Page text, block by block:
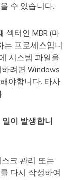
수 있습니다.
섹터인 MBR (마
는 프로세스입니
시스템 파일을
려면 Windows
야합니다. 타사
이 발생합니
크 관리 또는
다시 작성하여